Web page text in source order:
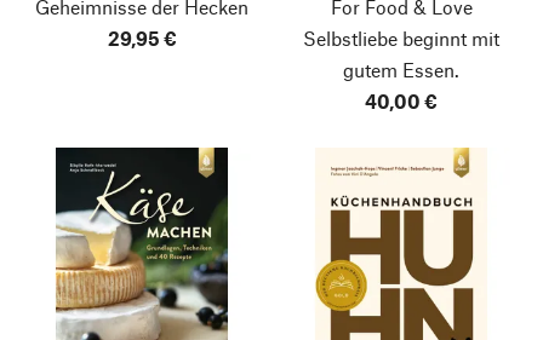
Geheimnisse der Hecken
29,95 €
For Food & Love
Selbstliebe beginnt mit
gutem Essen.
40,00 €